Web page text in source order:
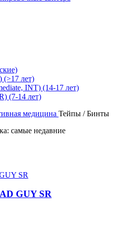
(>17 лет)
INT) (14-17 лет)
(7-14 лет)
медицина Тейпы / Бинты
самые недавние
GUY SR